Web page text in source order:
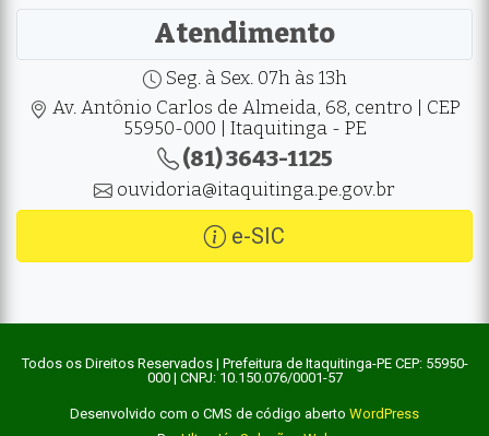
Atendimento
Seg. à Sex. 07h às 13h
Av. Antônio Carlos de Almeida, 68, centro | CEP
55950-000 | Itaquitinga - PE
(81) 3643-1125
ouvidoria@itaquitinga.pe.gov.br
e-SIC
Todos os Direitos Reservados | Prefeitura de Itaquitinga-PE CEP: 55950-
000 | CNPJ: 10.150.076/0001-57
Desenvolvido com o CMS de código aberto WordPress